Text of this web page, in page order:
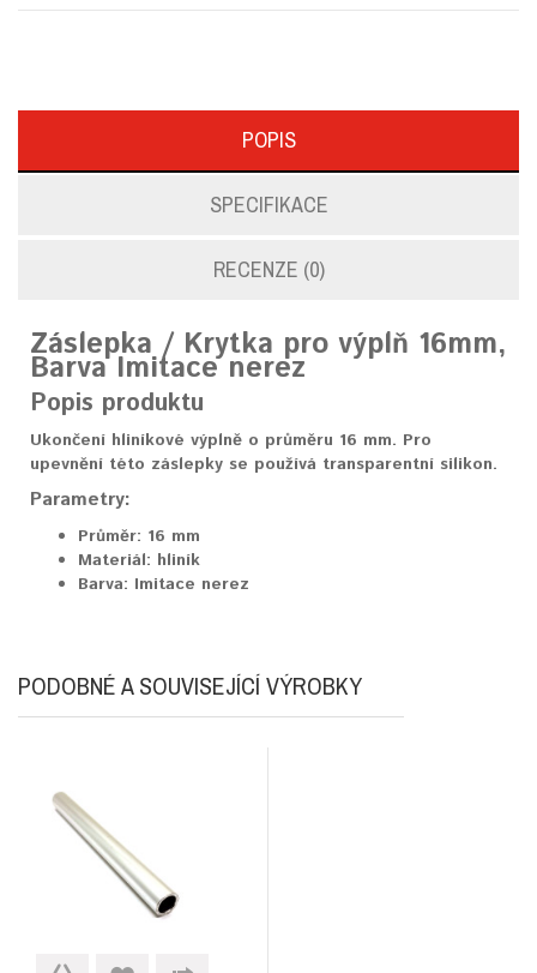
POPIS
SPECIFIKACE
RECENZE (0)
Záslepka / Krytka pro výplň 16mm,
Barva Imitace nerez
Popis produktu
Ukončení hliníkové výplně o průměru 16 mm. Pro
upevnění této záslepky se používá transparentní silikon.
Parametry:
Průměr: 16 mm
Materiál: hliník
Barva: Imitace nerez
PODOBNÉ A SOUVISEJÍCÍ VÝROBKY